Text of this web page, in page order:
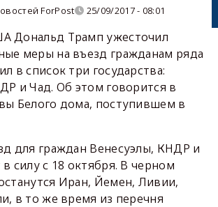
ForPost 25/09/2017 - 08:01
Дональд Трамп ужесточил
меры на въезд гражданам ряда
в список три государства:
и Чад. Об этом говорится в
Белого дома, поступившем в
для граждан Венесуэлы, КНДР и
в силу с 18 октября. В черном
Иран, Йемен, Ливии,
в то же время из перечня